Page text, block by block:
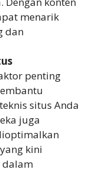
menarik
dan
penting
situs Anda
juga
kini
dalam